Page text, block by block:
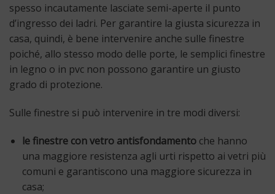
spesso incautamente lasciate semi-aperte il punto
d’ingresso dei ladri. Per garantire la giusta sicurezza in
casa, quindi, è bene intervenire anche sulle finestre
poiché, allo stesso modo delle porte, le semplici finestre
in legno o in pvc non possono garantire un giusto
grado di protezione.
Sulle finestre si può intervenire in tre modi diversi:
le finestre con vetro antisfondamentoche hanno
una maggiore resistenza agli urti rispetto ai vetri più
comuni e garantiscono una maggiore sicurezza in
casa;